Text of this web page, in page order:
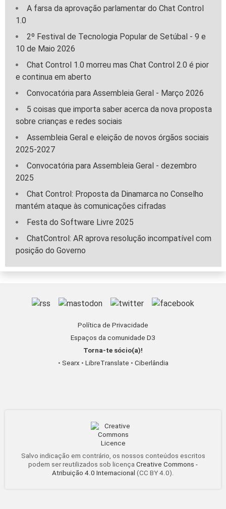
A farsa da aprovação parlamentar do Chat Control
1.0
2º Festival de Tecnologia Popular de Setúbal - 9 e
10 de Maio 2026
Chat Control 1.0 morreu mas Chat Control 2.0 é pior
e continua em aberto
Convocatória para Assembleia Geral - Março 2026
5 coisas que importa saber acerca da nova proposta
sobre crianças e redes sociais
Assembleia Geral e eleição de novos órgãos sociais
2025-2027
Convocatória para Assembleia Geral - dezembro
2025
Chat Control: Proposta da Dinamarca no Conselho
mantém ataque às comunicações cifradas
Festa do Software Livre 2025
ChatControl: AR aprova resolução incompatível com
posição do Governo
Política de Privacidade
Espaços da comunidade D3
Torna-te sócio(a)!
• Searx • LibreTranslate • Ciberlândia
Salvo indicação em contrário, os nossos conteúdos escritos
podem ser reutilizados sob licença Creative Commons -
Atribuição 4.0 Internacional (CC BY 4.0).